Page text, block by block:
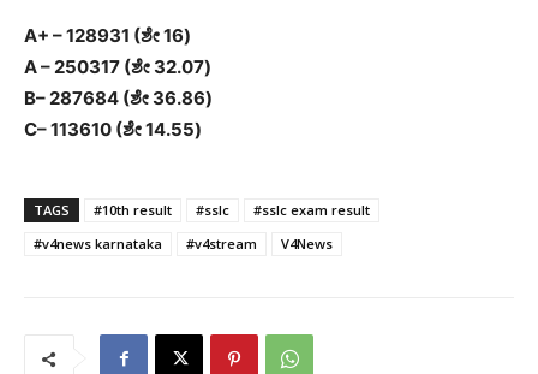
A+ – 128931 (ಶೇ 16)
A – 250317 (ಶೇ 32.07)
B– 287684 (ಶೇ 36.86)
C– 113610 (ಶೇ 14.55)
TAGS #10th result #sslc
#sslc exam result
#v4news karnataka
#v4stream V4News